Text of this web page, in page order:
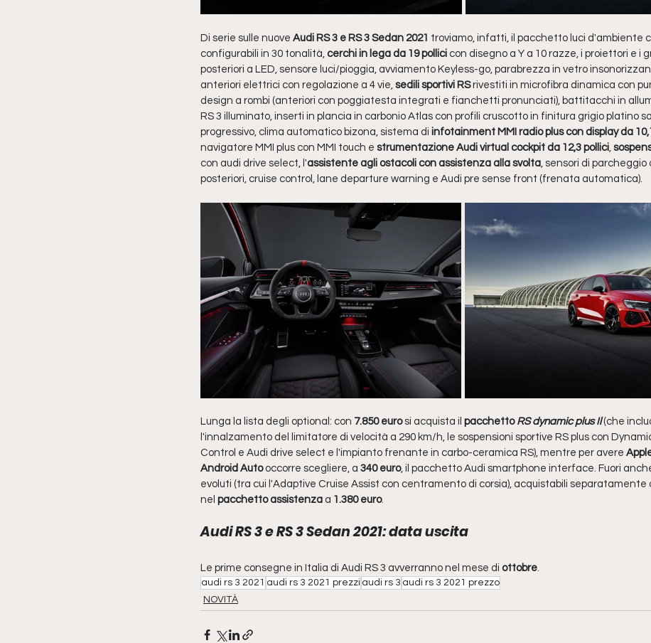
Di serie sulle nuove Audi RS 3 e RS 3 Sedan 2021 troviamo, infatti, il pacchetto luci d'ambiente
configurabili in 30 tonalità, cerchi in lega da 19 pollici con disegno a Y a 10 razze, i proiettori e i
posteriori a LED, sensore luci/pioggia, avviamento Keyless-go, parabrezza in vetro
anteriori elettrici con regolazione a 4 vie, sedili sportivi RS rivestiti in microfibra dinamica con
design a rombi (anteriori con poggiatesta integrati e fianchetti pronunciati), battitacchi in
RS 3 illuminato, inserti in plancia in carbonio Atlas con profili cruscotto in finitura grigio platino
progressivo, clima automatico bizona, sistema di infotainment MMI radio plus con display da
navigatore MMI plus con MMI touch e strumentazione Audi virtual cockpit da 12,3 pollici
con audi drive select, l'assistente agli ostacoli con assistenza alla svolta , sensori di
posteriori, cruise control, lane departure warning e Audi pre sense front (frenata automatica).
Lunga la lista degli optional: con 7.850 euro si acquista il pacchetto RS dynamic plus Il (che
l'innalzamento del limitatore di velocità a 290 km/h, le sospensioni sportive RS plus con
Control e Audi drive select e l'impianto frenante in carbo-ceramica RS), mentre per avere
Android Auto occorre scegliere, a 340 euro, il pacchetto Audi smartphone interface. Fuori
evoluti (tra cui l'Adaptive Cruise Assist con centramento di corsia), acquistabili separatamente
nel pacchetto assistenza a 1.380 euro.
Audi RS 3 e RS 3 Sedan 2021: data uscita
Le prime consegne in Italia di Audi RS 3 avverranno nel mese di ottobre.
audi rs 3 2021 audi rs 3 2021 prezzi audi rs 3 audi rs 3 2021 prezzo
NOVITÀ